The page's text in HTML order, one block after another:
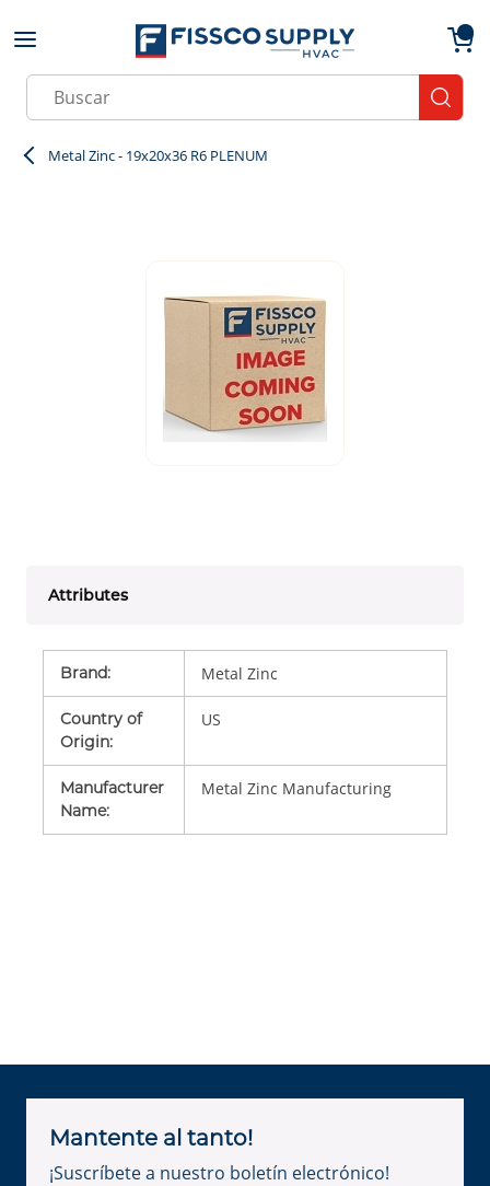
Skip to main content
Site Search
Metal Zinc - 19x20x36 R6 PLENUM
Attributes
Brand: Metal Zinc
Country of
Origin:
US
Manufacturer
Name:
Metal Zinc Manufacturing
Mantente al tanto!
¡Suscríbete a nuestro boletín electrónico!